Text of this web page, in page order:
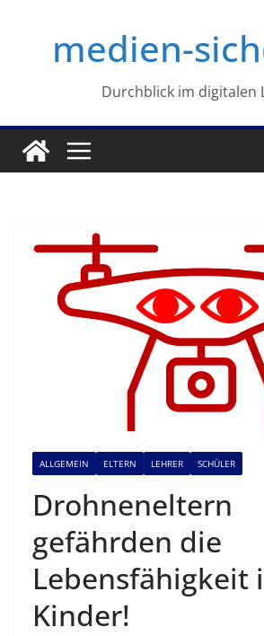
springenmedien-
Durchblick im digitalen
ALLGEMEIN ELTERN LEHRER SCHÜLER
Drohneneltern
gefährden die
Lebensfähigkeit
Kinder!